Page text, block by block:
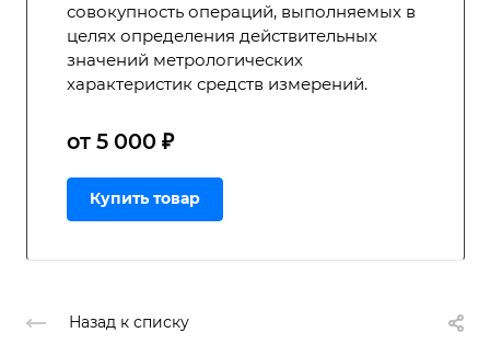
совокупность операций, выполняемых в
целях определения действительных
значений метрологических
характеристик средств измерений.
от 5 000 ₽
Купить товар
Назад к списку